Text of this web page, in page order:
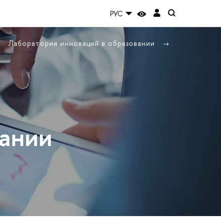
РУС
Лаборатория инноваций в образовании